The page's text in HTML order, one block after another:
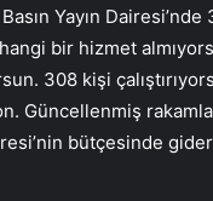
Yayın
bir hizmet
308 kişi
Güncellenmiş
bütçesinde